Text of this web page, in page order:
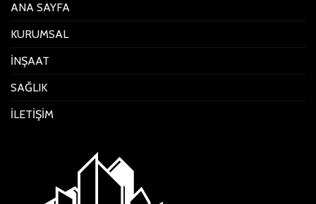
ANA SAYFA
KURUMSAL
İNŞAAT
SAĞLIK
İLETİŞİM